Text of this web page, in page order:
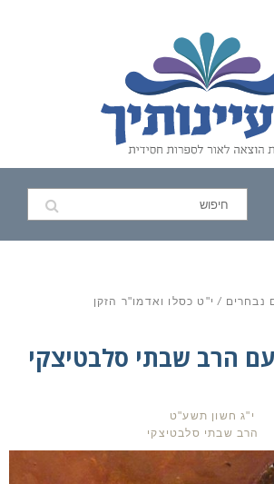
נבחרים / י"ט כסלו ואדמו"ר הזקן
הרב שבתי סלבטיצקי
י"ג חשון תשע"ט
הרב שבתי סלבטיצקי